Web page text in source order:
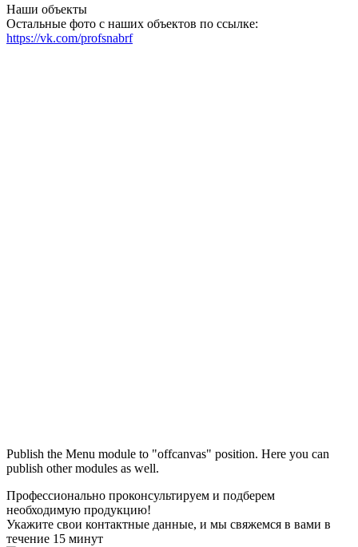
Наши объекты
Остальные фото с наших объектов по ссылке:
https://vk.com/profsnabrf
Publish the Menu module to "offcanvas" position. Here you can
publish other modules as well.
М ● консультант ПРОФСНАБ
Профессионально проконсультируем и подберем
необходимую продукцию!
Укажите свои контактные данные, и мы свяжемся в вами в
течение 15 минут